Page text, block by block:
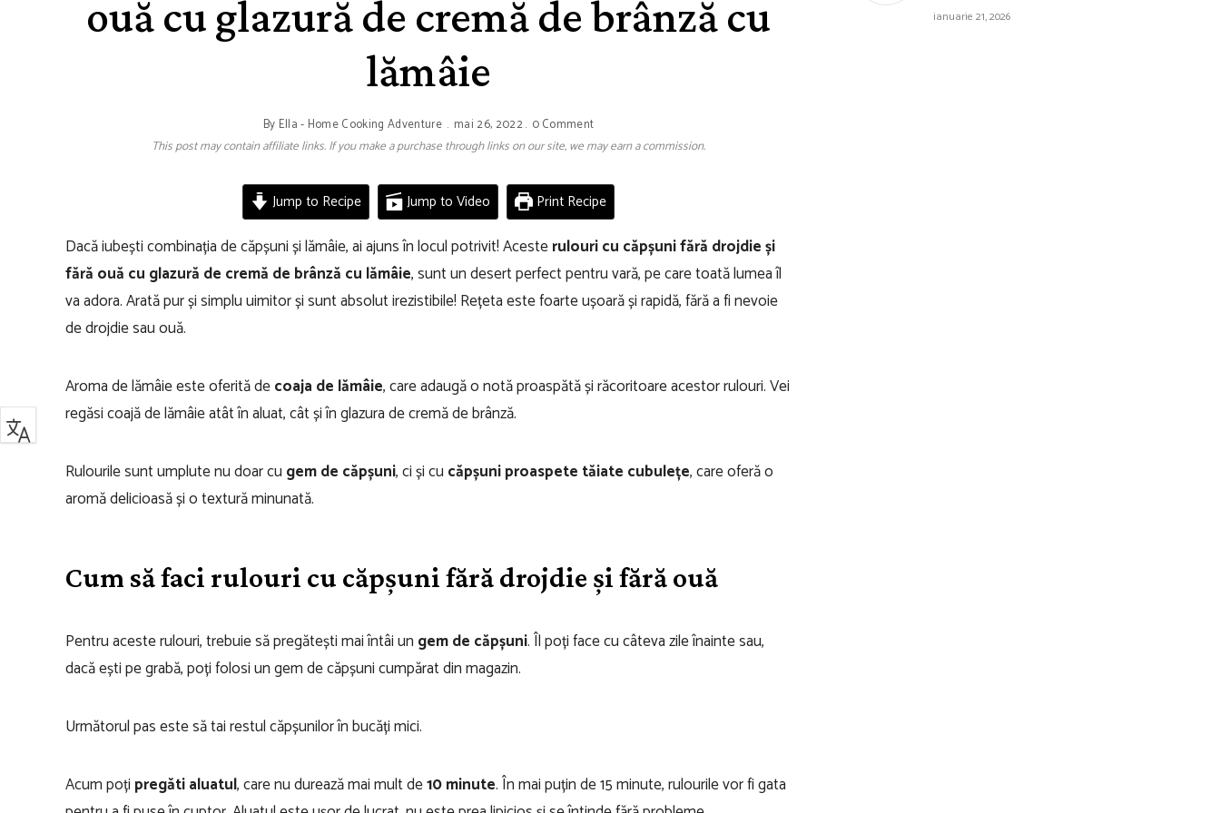
ouă cu glazură de cremă de brânză cu
lămâie
By Ella - Home Cooking Adventure mai 26, 2022 0 Comment
This post may contain affiliate links. If you make a purchase through links on our site, we may earn a commission.
Jump to Recipe Jump to Video Print Recipe
Dacă iubești combinația de căpșuni și lămâie, ai ajuns în locul potrivit! Acesterulouri cu căpșuni fără drojdie și
fără ouă cu glazură de cremă de brânză cu lămâie, sunt un desert perfect pentru vară, pe care toată lumea îl
va adora. Arată pur și simplu uimitor și sunt absolut irezistibile! Rețeta este foarte ușoară și rapidă, fără a fi nevoie
de drojdie sau ouă.
Aroma de lămâie este oferită decoaja de lămâie, care adaugă o notă proaspătă și răcoritoare acestor rulouri. Vei
regăsi coajă de lămâie atât în aluat, cât și în glazura de cremă de brânză.
Rulourile sunt umplute nu doar cu gem de căpșuni, ci și cu căpșuni proaspete tăiate cubulețe, care oferă o
aromă delicioasă și o textură minunată.
Cum să faci rulouri cu căpșuni fără drojdie și fără ouă
Pentru aceste rulouri, trebuie să pregătești mai întâi un gem de căpșuni. Îl poți face cu câteva zile înainte sau,
dacă ești pe grabă, poți folosi un gem de căpșuni cumpărat din magazin.
Următorul pas este să tai restul căpșunilor în bucăți mici.
Acum poți pregăti aluatul, care nu durează mai mult de10 minute. În mai puțin de 15 minute, rulourile vor fi gata
ianuarie 21, 2026